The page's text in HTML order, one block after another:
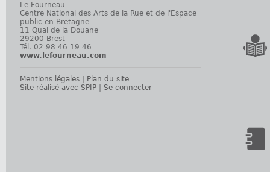
Le Fourneau
Centre National des Arts de la Rue et de l'Espace
public en Bretagne
11 Quai de la Douane
29200 Brest
Tél. 02 98 46 19 46
www.lefourneau.com
Mentions légales | Plan du site
Site réalisé avec SPIP | Se connecter